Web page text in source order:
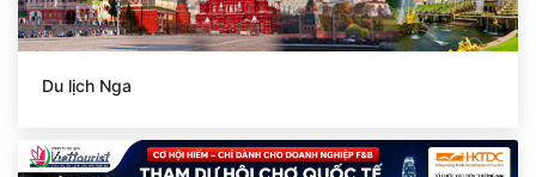
Du lịch Nga